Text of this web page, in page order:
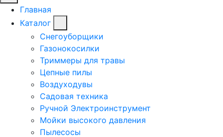
Главная
Каталог
Снегоуборщики
Газонокосилки
Триммеры для травы
Цепные пилы
Воздуходувы
Садовая техника
Ручной Электроинструмент
Мойки высокого давления
Пылесосы